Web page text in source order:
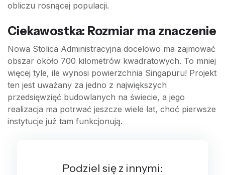
obliczu rosnącej populacji.
Ciekawostka: Rozmiar ma znaczenie
Nowa Stolica Administracyjna docelowo ma zajmować
obszar około 700 kilometrów kwadratowych. To mniej
więcej tyle, ile wynosi powierzchnia Singapuru! Projekt
ten jest uważany za jedno z największych
przedsięwzięć budowlanych na świecie, a jego
realizacja ma potrwać jeszcze wiele lat, choć pierwsze
instytucje już tam funkcjonują.
Podziel się z innymi: